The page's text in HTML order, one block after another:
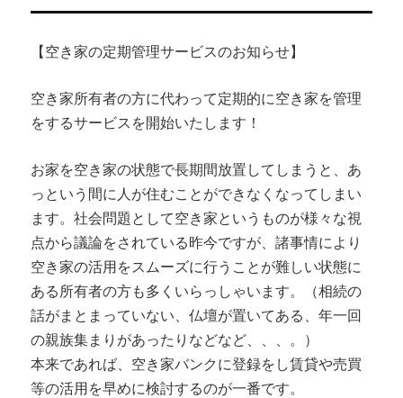
【空き家の定期管理サービスのお知らせ】
空き家所有者の方に代わって定期的に空き家を管理
をするサービスを開始いたします！
お家を空き家の状態で長期間放置してしまうと、あ
っという間に人が住むことができなくなってしまい
ます。社会問題として空き家というものが様々な視
点から議論をされている昨今ですが、諸事情により
空き家の活用をスムーズに行うことが難しい状態に
ある所有者の方も多くいらっしゃいます。（相続の
話がまとまっていない、仏壇が置いてある、年一回
の親族集まりがあったりなどなど、、、。）
本来であれば、空き家バンクに登録をし賃貸や売買
等の活用を早めに検討するのが一番です。